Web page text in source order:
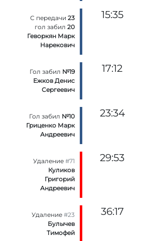
С передачи23
гол забил20
Геворкян Марк
Нарекович
15:35
Гол забил №19
Ежков Денис
Сергеевич
17:12
Гол забил №10
Гриценко Марк
Андреевич
23:34
Удаление#71
Куликов
Григорий
Андреевич
29:53
Удаление#23
Булычев
Тимофей
36:17